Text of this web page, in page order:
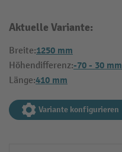
Aktuelle Variante:
Breite:1250 mm
Höhendifferenz:-70 - 30 mm
Länge:410 mm
Variante konfigurieren